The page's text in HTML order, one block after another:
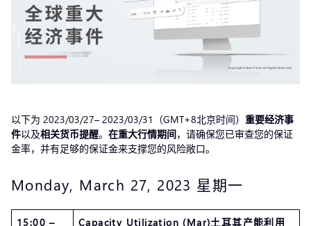
以下为 2023/03/27– 2023/03/31（GMT+8北京时间） 重要经济事
件以及相关货币提醒。 在重大行情期间，请确保您已审查您的保证
金率，并有足够的保证金来支撑您的风险敞口。
Monday, March 27, 2023 星期一
15:00 –
Capacity Utilization (Mar)土耳其产能利用